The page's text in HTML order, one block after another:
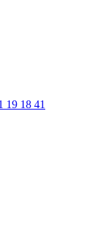
19 18 41